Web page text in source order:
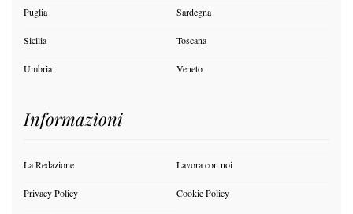
Puglia Sardegna
Sicilia Toscana
Umbria Veneto
Informazioni
La Redazione Lavora con noi
Privacy Policy Cookie Policy